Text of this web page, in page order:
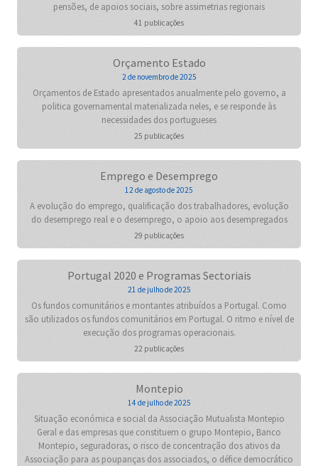
pensões, de apoios sociais, sobre assimetrias regionais
41 publicações
Orçamento Estado
2 de novembro de 2025
Orçamentos de Estado apresentados anualmente pelo governo, a
politica governamental materializada neles, e se responde às
necessidades dos portugueses
25 publicações
Emprego e Desemprego
12 de agosto de 2025
A evolução do emprego, qualificação dos trabalhadores, evolução
do desemprego real e o desemprego, o apoio aos desempregados
29 publicações
Portugal 2020 e Programas Sectoriais
21 de julho de 2025
Os fundos comunitários e montantes atribuídos a Portugal. Como
são utilizados os fundos comunitários em Portugal. O ritmo e nível de
execução dos programas operacionais.
22 publicações
Montepio
14 de julho de 2025
Situação económica e social da Associação Mutualista Montepio
Geral e das empresas que constituem o grupo Montepio, Banco
Montepio, seguradoras, o risco de concentração dos ativos da
Associação para as poupanças dos associados, o défice democrático